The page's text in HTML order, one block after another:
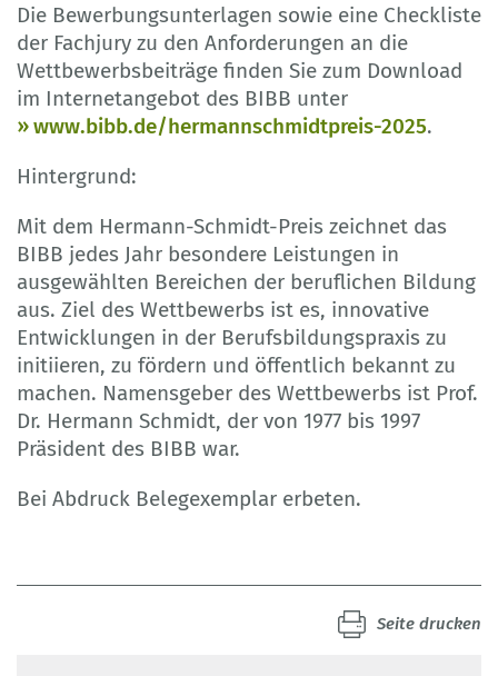
Die Bewerbungsunterlagen sowie eine Checkliste
der Fachjury zu den Anforderungen an die
Wettbewerbsbeiträge finden Sie zum Download
im Internetangebot des BIBB unter
www.bibb.de/hermannschmidtpreis-2025.
Hintergrund:
Mit dem Hermann-Schmidt-Preis zeichnet das
BIBB jedes Jahr besondere Leistungen in
ausgewählten Bereichen der beruflichen Bildung
aus. Ziel des Wettbewerbs ist es, innovative
Entwicklungen in der Berufsbildungspraxis zu
initiieren, zu fördern und öffentlich bekannt zu
machen. Namensgeber des Wettbewerbs ist Prof.
Dr. Hermann Schmidt, der von 1977 bis 1997
Präsident des BIBB war.
Bei Abdruck Belegexemplar erbeten.
Seite drucken